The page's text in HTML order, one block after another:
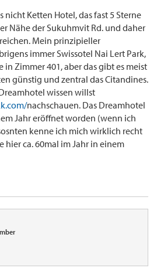
nicht Ketten Hotel, das fast 5 Sterne
Nähe der Sukuhmvit Rd. und daher
Mein prinzipieller
immer Swissotel Nai Lert Park,
in Zimmer 401, aber das gibt es meist
günstig und zentral das Citandines.
wissen willst
nachschauen. Das Dreamhotel
Jahr eröffnet worden (wenn ich
kenne ich mich wirklich recht
hier ca. 60mal im Jahr in einem